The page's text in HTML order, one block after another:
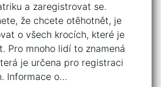
a zaregistrovat se.
že chcete otěhotnět, je
o všech krocích, které je
Pro mnoho lidí to znamená
je určena pro registraci
Informace o…